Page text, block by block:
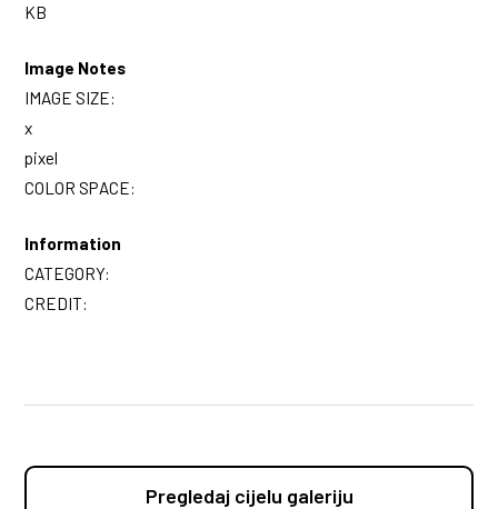
KB
Image Notes
IMAGE SIZE:
x
pixel
COLOR SPACE:
Information
CATEGORY:
CREDIT:
Pregledaj cijelu galeriju